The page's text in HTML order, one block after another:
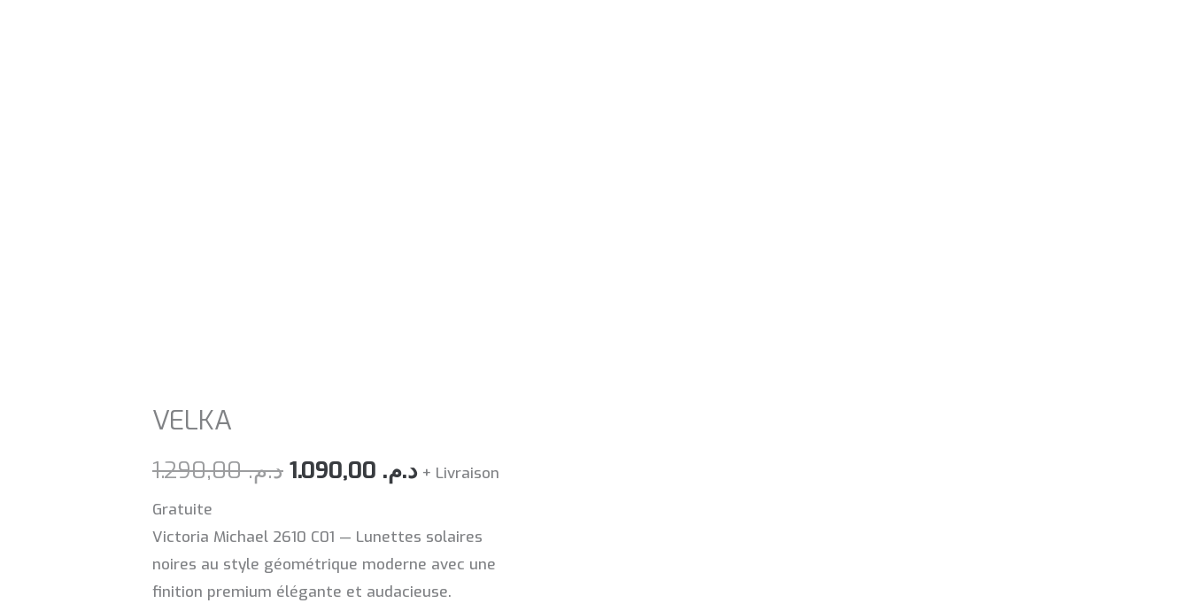
VELKA
د.م.1.290,00
Le
initial
était :
د.م.Le
est :
+ Livraison
Gratuite
Victoria Michael 2610 C01 — Lunettes solaires
noires au style géométrique moderne avec une
finition premium élégante et audacieuse.